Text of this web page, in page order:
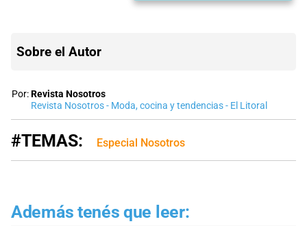
Sobre el Autor
Por:Revista Nosotros
Revista Nosotros - Moda, cocina y tendencias - El Litoral
#TEMAS: Especial Nosotros
Además tenés que leer: